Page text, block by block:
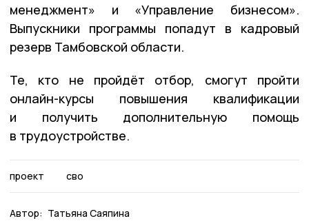
менеджмент» и «Управление бизнесом».
Выпускники программы попадут в кадровый
резерв Тамбовской области.
Те, кто не пройдёт отбор, смогут пройти
онлайн-курсы повышения квалификации
и получить дополнительную помощь
в трудоустройстве.
проект сво
Автор: Татьяна Саяпина